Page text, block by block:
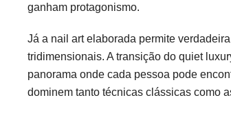
ganham protagonismo.
Já a nail art elaborada permite
tridimensionais. A transição do quiet
panorama onde cada pessoa pode
dominem tanto técnicas clássicas como